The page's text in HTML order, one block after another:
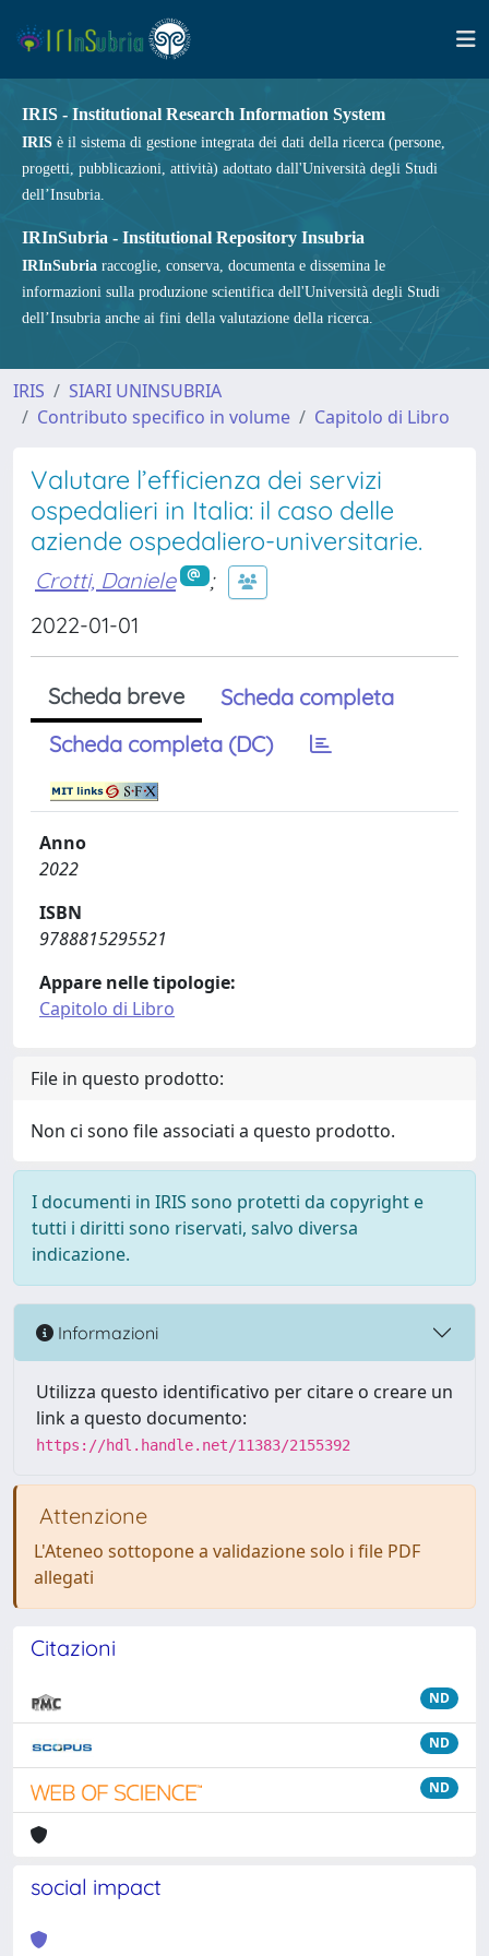
IRIS - Institutional Research Information System
IRIS è il sistema di gestione integrata dei dati della ricerca (persone,
progetti, pubblicazioni, attività) adottato dall'Università degli Studi
dell’Insubria.
IRInSubria - Institutional Repository Insubria
IRInSubria raccoglie, conserva, documenta e dissemina le
informazioni sulla produzione scientifica dell'Università degli Studi
dell’Insubria anche ai fini della valutazione della ricerca.
IRIS
SIARI UNINSUBRIA
Contributo specifico in volume
Capitolo di Libro
Valutare l’efficienza dei servizi
ospedalieri in Italia: il caso delle
aziende ospedaliero-universitarie.
Crotti, Daniele
;
2022-01-01
Scheda breve
Scheda completa
Scheda completa (DC)
Anno
2022
ISBN
9788815295521
Appare nelle tipologie:
Capitolo di Libro
File in questo prodotto:
Non ci sono file associati a questo prodotto.
I documenti in IRIS sono protetti da copyright e
tutti i diritti sono riservati, salvo diversa
indicazione.
Informazioni
Utilizza questo identificativo per citare o creare un
link a questo documento:
https://hdl.handle.net/11383/2155392
Attenzione
L'Ateneo sottopone a validazione solo i file PDF
allegati
Citazioni
ND
ND
ND
social impact